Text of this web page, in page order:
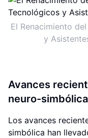
El Renacimiento
y
Avances
neuro-simbólica
Los avances
simbólica han